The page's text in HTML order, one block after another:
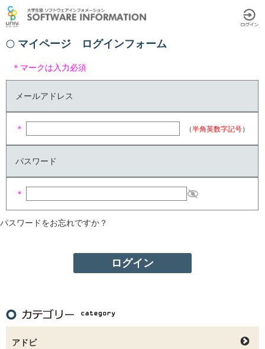
マイページ ログインフォーム
＊マークは入力必須
メールアドレス
＊ （半角英数字記号）
パスワード
＊
パスワードをお忘れですか？
アドビ